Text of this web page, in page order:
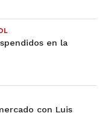
en la
con Luis